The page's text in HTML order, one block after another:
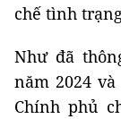
chế tình
Như đã
năm 2024
Chính phủ